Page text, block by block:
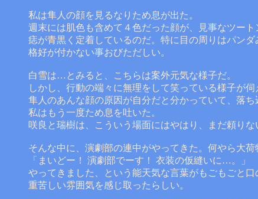
私は隼人の顔を見るなりため息が出た。
週末には肌色も含めて４色だった顔が、見事なツート
痣が青黒く定着しているのだ。特に目の周りはパンダ
格好が付かない事おびただしい。
白雪は…とみると、こちらは案外元気な様子だ。
しかし、行動の端々に無理をして笑っている様子が伺
隼人のあんな顔の原因が自分だと分かっていて、落
私はもう一度ため息を吐いた。
咲良と瑞樹は、こういう場面にはやはり、まだ頼りな
そんな中に、演劇部の連中がやってきた。何やら大荷
「まいどー！ 演劇部でーす！ 衣装の仮縫いに…。」
やってきました、という能天気な言葉がもごもごと口
重苦しい雰囲気を感じ取ったらしい。